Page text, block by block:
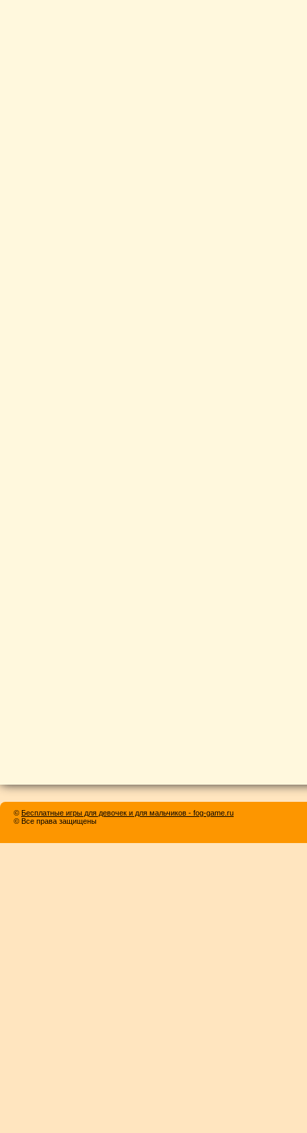
© Бесплатные игры для девочек и для мальчиков - fog-game.ru
© Все права защищены